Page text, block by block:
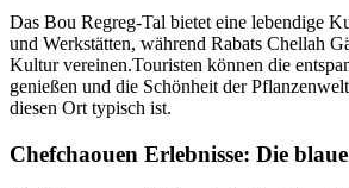
Das Bou Regreg-Tal bietet eine lebendige
und Werkstätten, während Rabats Chellah
Kultur vereinen.Touristen können die
genießen und die Schönheit der
diesen Ort typisch ist.
Chefchaouen Erlebnisse: Die